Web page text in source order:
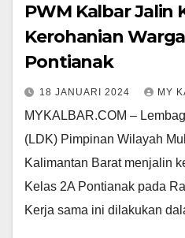
PWM Kalbar Jalin
Kerohanian
Pontianak
18 JANUARI 2024 MY
MYKALBAR.COM –
(LDK) Pimpinan Wilayah
Kalimantan Barat menjalin
Kelas 2A Pontianak pada
Kerja sama ini dilakukan